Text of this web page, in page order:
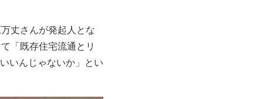
丈さんが発起人とな
「既存住宅流通とリ
いんじゃないか」とい